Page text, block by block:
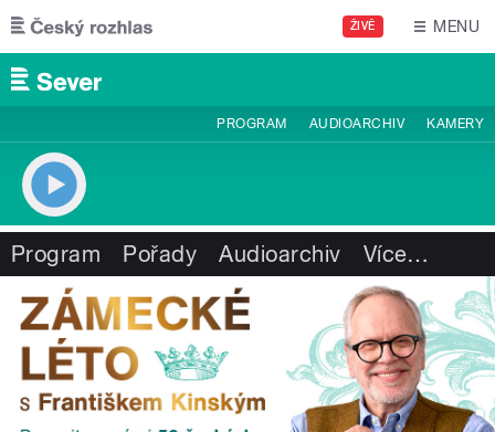
Přejít k hlavnímu obsahu
ŽIVĚ MENU
PROGRAM AUDIOARCHIV KAMERY
Program Pořady Audioarchiv Více…